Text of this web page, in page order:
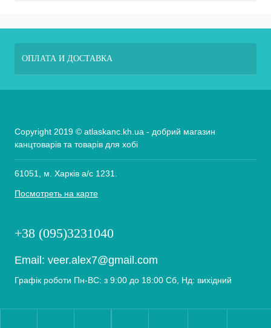
ОПЛАТА И ДОСТАВКА
Copyright 2019 © atlaskanc.kh.ua - добрий магазин
канцтоварів та товарів для хобі
61051, м. Харків а/с 1231.
Посмотреть на карте
+38 (095)3231040
Email: veer.alex7@gmail.com
Графік роботи Пн-ВС: з 9:00 до 18:00 Сб, Нд: вихідний